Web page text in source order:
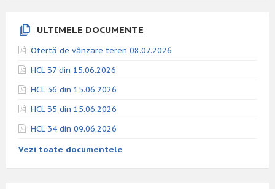
ULTIMELE DOCUMENTE
Ofertă de vânzare teren 08.07.2026
HCL 37 din 15.06.2026
HCL 36 din 15.06.2026
HCL 35 din 15.06.2026
HCL 34 din 09.06.2026
Vezi toate documentele